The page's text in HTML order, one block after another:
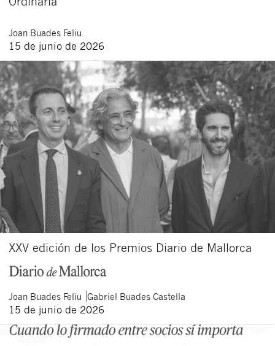
Joan Buades Feliu
15 de junio de 2026
XXV edición de los Premios Diario de Mallorca
Joan Buades Feliu Gabriel Buades Castella
15 de junio de 2026